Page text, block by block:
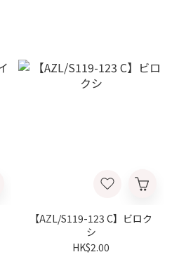
【AZL/S119-123 C】ビロク
シ
HK$2.00